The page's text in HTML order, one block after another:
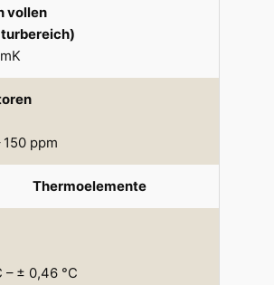
vollen
150 ppm
Thermoelemente
– ± 0,46 °C